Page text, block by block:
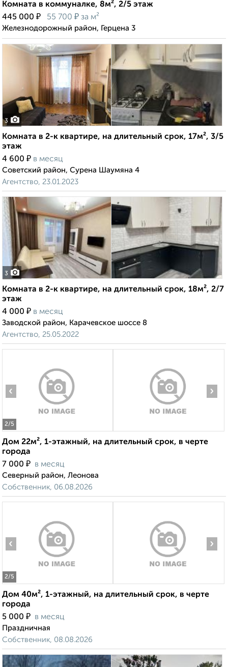
Комната в коммуналке, 8м², 2/5 этаж
445 000 ₽ 55 700 ₽ за м²
Железнодорожный район, Герцена 3
3
Комната в 2-к квартире, на длительный срок, 17м², 3/5
этаж
4 600 ₽ в месяц
Советский район, Сурена Шаумяна 4
Агентство, 23.01.2023
3
Комната в 2-к квартире, на длительный срок, 18м², 2/7
этаж
4 000 ₽ в месяц
Заводской район, Карачевское шоссе 8
Агентство, 25.05.2022
2/5
‹ ›
Дом 22м², 1-этажный, на длительный срок, в черте
города
7 000 ₽ в месяц
Северный район, Леонова
Собственник, 06.08.2026
2/5
‹ ›
Дом 40м², 1-этажный, на длительный срок, в черте
города
5 000 ₽ в месяц
Праздничная
Собственник, 08.08.2026